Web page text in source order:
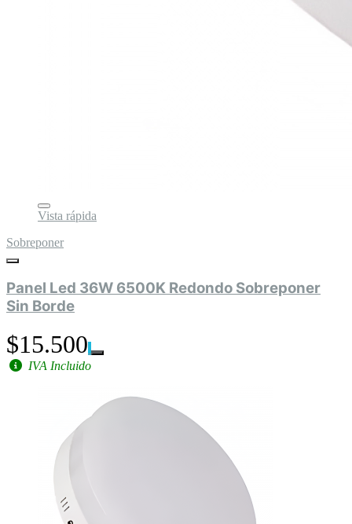
Vista rápida
Sobreponer
Panel Led 36W 6500K Redondo Sobreponer
Sin Borde
$15.500
IVA Incluido